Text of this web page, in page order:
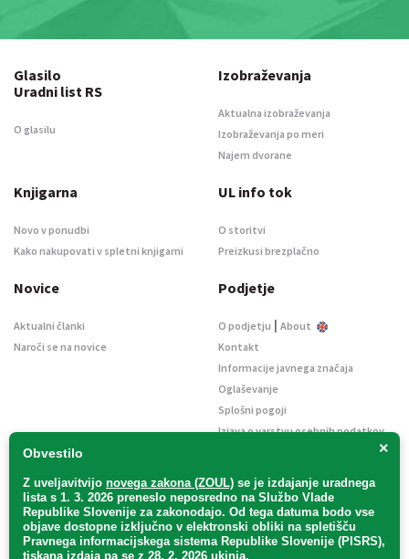
×
Obvestilo
Z uveljavitvijo novega zakona (ZOUL) se je izdajanje uradnega
lista s 1. 3. 2026 preneslo neposredno na Službo Vlade
Republike Slovenije za zakonodajo. Od tega datuma bodo vse
objave dostopne izključno v elektronski obliki na spletišču
Pravnega informacijskega sistema Republike Slovenije (PISRS),
tiskana izdaja pa se z 28. 2. 2026 ukinja.
Glasilo
Uradni list RS
O glasilu
Izobraževanja
Aktualna izobraževanja
Izobraževanja po meri
Najem dvorane
Knjigarna
Novo v ponudbi
Kako nakupovati v spletni knjigarni
UL info tok
O storitvi
Preizkusi brezplačno
Novice
Aktualni članki
Naroči se na novice
Podjetje
O podjetju | About
Kontakt
Informacije javnega značaja
Oglaševanje
Splošni pogoji
Izjava o varstvu osebnih podatkov
Uradni list d. o. o. – v likvidaciji / Vse pravice pridržane.